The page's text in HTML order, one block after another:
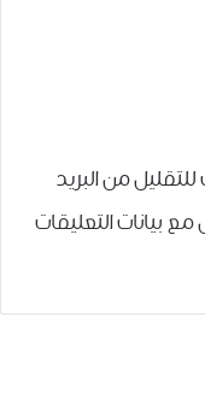
من البريد
بيانات التعليقات